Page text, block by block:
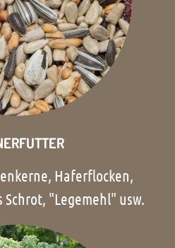
Haferflocken,
Schrot, "Legemehl" usw.